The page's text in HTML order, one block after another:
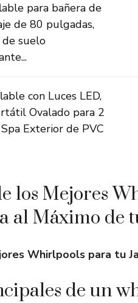
para bañera de
de 80 pulgadas,
suelo
con Luces LED,
Ovalado para 2
Spa Exterior de PVC
los Mejores
al Máximo de
Whirlpools para tu
de un